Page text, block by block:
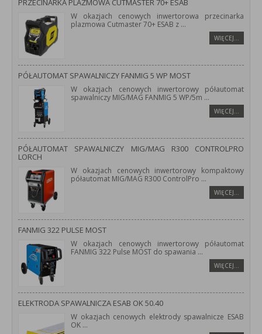
PRZECINARKA PLAZMOWA CUTMASTER 70+ ESAB
W okazjach cenowych inwertorowa przecinarka
plazmowa Cutmaster 70+ ESAB z ...
WIĘCEJ…
PÓŁAUTOMAT SPAWALNICZY FANMIG 5 WP MOST
W okazjach cenowych inwertorowy półautomat
spawalniczy MIG/MAG FANMIG 5 WP/5m ...
WIĘCEJ…
PÓŁAUTOMAT SPAWALNICZY MIG/MAG R300 CONTROLPRO
LORCH
W okazjach cenowych inwertorowy kompaktowy
półautomat MIG/MAG R300 ControlPro ...
WIĘCEJ…
FANMIG 322 PULSE MOST
W okazjach cenowych inwertorowy półautomat
FANMIG 322 Pulse MOST do spawania ...
WIĘCEJ…
ELEKTRODA SPAWALNICZA ESAB OK 50.40
W okazjach cenowych elektrody spawalnicze ESAB
OK ...